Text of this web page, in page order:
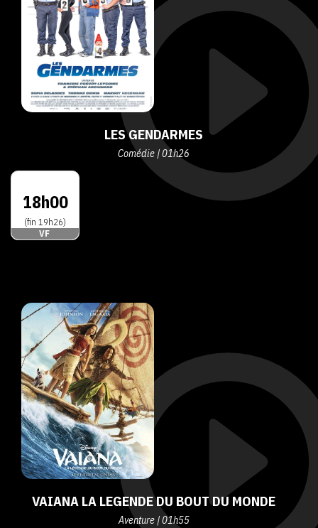
LES GENDARMES
Comédie | 01h26
18h00
(fin 19h26)
VF
VAIANA LA LEGENDE DU BOUT DU MONDE
Aventure | 01h55